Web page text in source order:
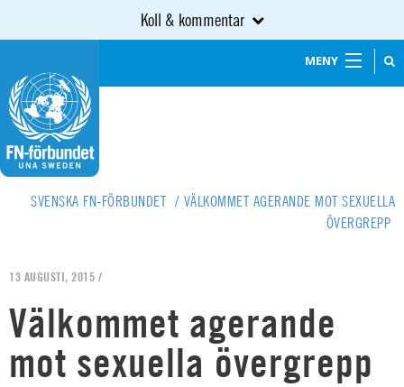
Koll & kommentar
MENY
SVENSKA FN-FÖRBUNDET / VÄLKOMMET AGERANDE MOT SEXUELLA
ÖVERGREPP
13 AUGUSTI, 2015 /
Välkommet agerande
mot sexuella övergrepp